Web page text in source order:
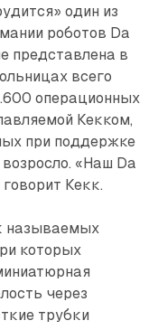
один из
роботов Da
представлена в
всего
операционных
Кекком,
при поддержке
«Наш Da
Кекк.
называемых
которых
через
трубки